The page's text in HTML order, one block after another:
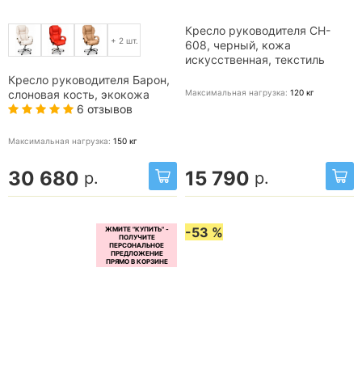
+ 2 шт.
Кресло руководителя Барон,
слоновая кость, экокожа
6 отзывов
Максимальная нагрузка: 150 кг
30 680 р.
Кресло руководителя CH-
608, черный, кожа
искусственная, текстиль
Максимальная нагрузка: 120 кг
15 790 р.
-53 %